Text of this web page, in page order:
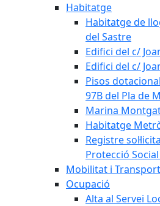
Habitatge
Habitatge de
del Sastre
Edifici del c/
Edifici del c/
Pisos
97B del Pla de
Marina
Habitatge
Registre
Protecció
Mobilitat i
Ocupació
Alta al Servei